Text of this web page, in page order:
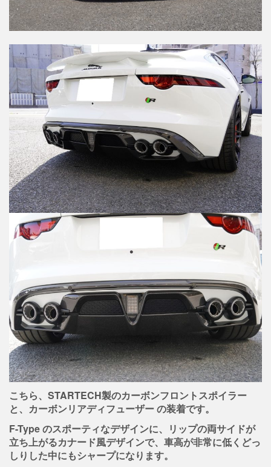
こちら、STARTECH製のカーボンフロントスポイラー
と、カーボンリアディフューザー の装着です。
F-Type のスポーティなデザインに、リップの両サイドが
立ち上がるカナード風デザインで、車高が非常に低くどっ
しりした中にもシャープになります。